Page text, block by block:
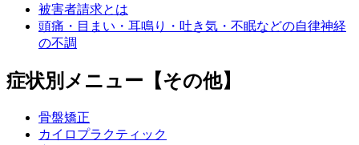
被害者請求とは
頭痛・目まい・耳鳴り・吐き気・不眠などの自律神経
の不調
症状別メニュー【その他】
骨盤矯正
カイロプラクティック